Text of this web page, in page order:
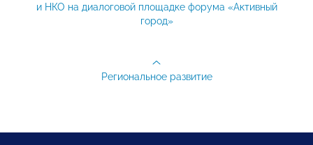
и НКО на диалоговой площадке форума «Активный
город»
Региональное развитие